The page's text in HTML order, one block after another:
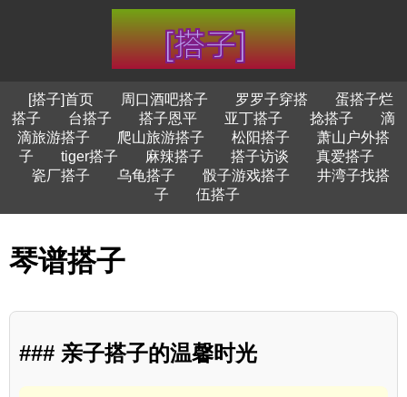
[搭子]首页 周口酒吧搭子 罗罗子穿搭
蛋搭子烂
搭子
台搭子 搭子恩平 亚丁搭子 捻搭子
滴
滴旅游搭子
爬山旅游搭子 松阳搭子
萧山户外搭
子
tiger搭子 麻辣搭子 搭子访谈
真爱搭子
瓷厂搭子
乌龟搭子 骰子游戏搭子
井湾子找搭
子
伍搭子
琴谱搭子
### 亲子搭子的温馨时光